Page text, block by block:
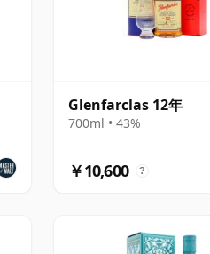
Glenfarclas 12年
700ml • 43%
￥10,600 ?